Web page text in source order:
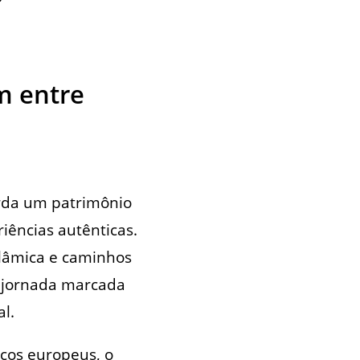
entre
um patrimônio
autênticas.
e caminhos
marcada
europeus, o